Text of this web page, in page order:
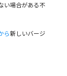
い場合がある不
ら新しいバージ